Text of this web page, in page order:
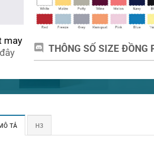
may
THÔNG SỐ SIZE ĐỒNG
TẢ H3